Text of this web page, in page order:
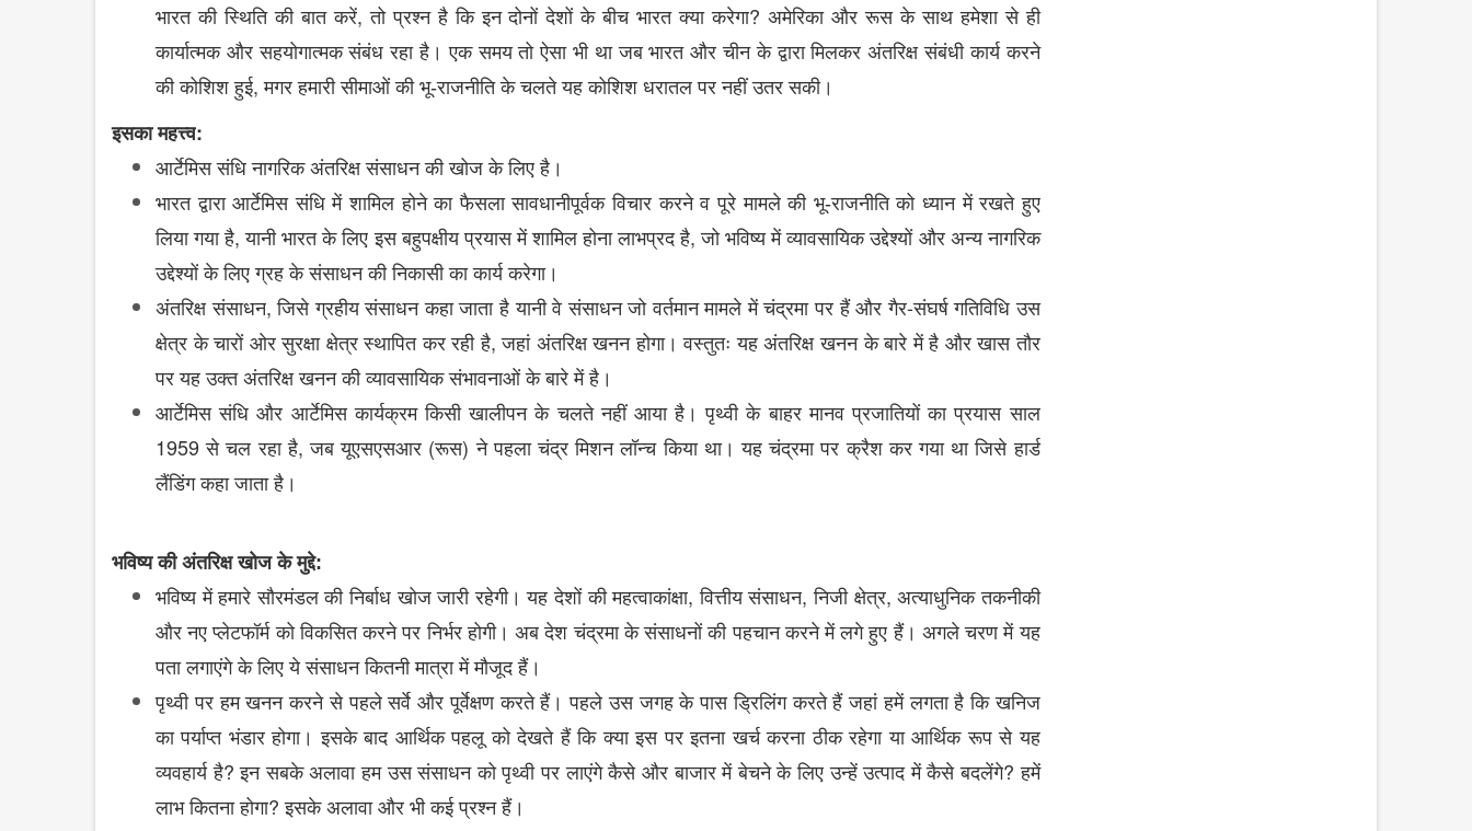
भारत की स्थिति की बात करें,तो प्रश्न है कि इन दोनों देशों के बीच भारत क्या करेगा?अमेरिका और रूस के साथ हमेशा से ही
कार्यात्मक और सहयोगात्मक संबंध रहा है। एक समय तो ऐसा भी था जब भारत और चीन के द्वारा मिलकर अंतरिक्ष संबंधी कार्य करने
की कोशिश हुई,मगर हमारी सीमाओं की भू-राजनीति के चलते यह कोशिश धरातल पर नहीं उतर सकी।
इसका महत्त्व:
आर्टेमिस संधि नागरिक अंतरिक्ष संसाधन की खोज के लिए है।
भारत द्वारा आर्टेमिस संधि में शामिल होने का फैसला सावधानीपूर्वक विचार करने व पूरे मामले की भू-राजनीति को ध्यान में रखते हुए
लिया गया है,यानी भारत के लिए इस बहुपक्षीय प्रयास में शामिल होना लाभप्रद है,जो भविष्य में व्यावसायिक उद्देश्यों और अन्य नागरिक
उद्देश्यों के लिए ग्रह के संसाधन की निकासी का कार्य करेगा।
अंतरिक्ष संसाधन,जिसे ग्रहीय संसाधन कहा जाता है यानी वे संसाधन जो वर्तमान मामले में चंद्रमा पर हैं और गैर-संघर्ष गतिविधि उस
क्षेत्र के चारों ओर सुरक्षा क्षेत्र स्थापित कर रही है,जहां अंतरिक्ष खनन होगा। वस्तुतःयह अंतरिक्ष खनन के बारे में है और खास तौर
पर यह उक्त अंतरिक्ष खनन की व्यावसायिक संभावनाओं के बारे में है।
आर्टेमिस संधि और आर्टेमिस कार्यक्रम किसी खालीपन के चलते नहीं आया है। पृथ्वी के बाहर मानव प्रजातियों का प्रयास साल
1959से चल रहा है,जब यूएसएसआर (रूस)ने पहला चंद्र मिशन लॉन्च किया था। यह चंद्रमा पर क्रैश कर गया था जिसे हार्ड
लैंडिंग कहा जाता है।
भविष्य की अंतरिक्ष खोज के मुद्दे:
भविष्य में हमारे सौरमंडल की निर्बाध खोज जारी रहेगी। यह देशों की महत्वाकांक्षा,वित्तीय संसाधन,निजी क्षेत्र,अत्याधुनिक तकनीकी
और नए प्लेटफॉर्म को विकसित करने पर निर्भर होगी। अब देश चंद्रमा के संसाधनों की पहचान करने में लगे हुए हैं। अगले चरण में यह
पता लगाएंगे के लिए ये संसाधन कितनी मात्रा में मौजूद हैं।
पृथ्वी पर हम खनन करने से पहले सर्वे और पूर्वेक्षण करते हैं। पहले उस जगह के पास ड्रिलिंग करते हैं जहां हमें लगता है कि खनिज
का पर्याप्त भंडार होगा। इसके बाद आर्थिक पहलू को देखते हैं कि क्या इस पर इतना खर्च करना ठीक रहेगा या आर्थिक रूप से यह
व्यवहार्य है?इन सबके अलावा हम उस संसाधन को पृथ्वी पर लाएंगे कैसे और बाजार में बेचने के लिए उन्हें उत्पाद में कैसे बदलेंगे?हमें
लाभ कितना होगा?इसके अलावा और भी कई प्रश्न हैं।